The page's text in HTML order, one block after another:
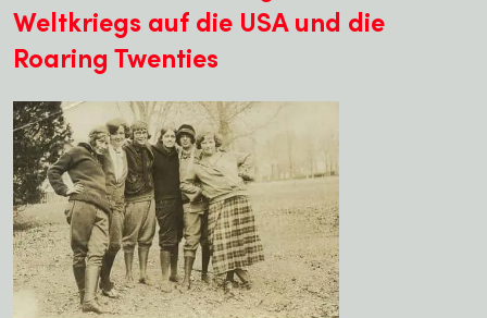
Weltkriegs auf die USA und die
Roaring Twenties